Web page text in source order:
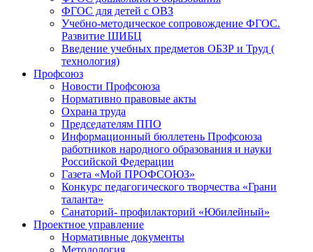
ФГОС для детей с ОВЗ
Учебно-методическое сопровождение ФГОС.
Развитие ШИБЦ
Введение учебных предметов ОБЗР и Труд (
технология)
Профсоюз
Новости Профсоюза
Нормативно правовые акты
Охрана труда
Председателям ППО
Информационный бюллетень Профсоюза
работников народного образования и науки
Российской Федерации
Газета «Мой ПРОФСОЮЗ»
Конкурс педагогического творчества «Грани
таланта»
Санаторий- профилакторий «Юбилейный»
Проектное управление
Нормативные документы